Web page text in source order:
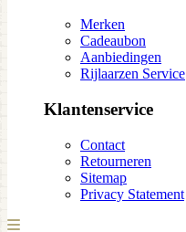
Merken
Cadeaubon
Aanbiedingen
Rijlaarzen Service
Klantenservice
Contact
Retourneren
Sitemap
Privacy Statement